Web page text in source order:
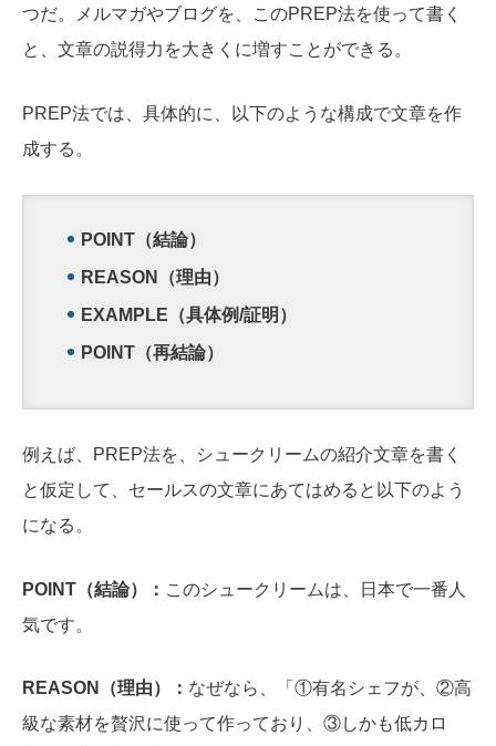
つだ。メルマガやブログを、このPREP法を使って書く
と、文章の説得力を大きくに増すことができる。
PREP法では、具体的に、以下のような構成で文章を作
成する。
POINT（結論）
REASON（理由）
EXAMPLE（具体例/証明）
POINT（再結論）
例えば、PREP法を、シュークリームの紹介文章を書く
と仮定して、セールスの文章にあてはめると以下のよう
になる。
POINT（結論）： このシュークリームは、日本で一番人
気です。
REASON（理由）： なぜなら、「①有名シェフが、②高
級な素材を贅沢に使って作っており、③しかも低カロ